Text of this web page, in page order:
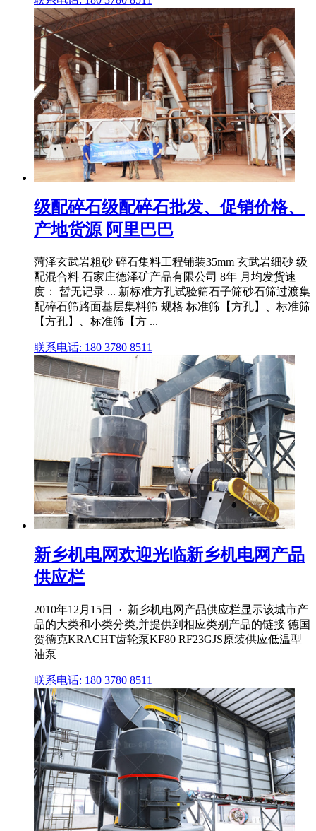
级配碎石级配碎石批发、促销价格、
产地货源 阿里巴巴
菏泽玄武岩粗砂 碎石集料工程铺装35mm 玄武岩细砂 级
配混合料 石家庄德泽矿产品有限公司 8年 月均发货速
度： 暂无记录 ... 新标准方孔试验筛石子筛砂石筛过渡集
配碎石筛路面基层集料筛 规格 标准筛【方孔】、标准筛
【方孔】、标准筛【方 ...
联系电话: 180 3780 8511
新乡机电网欢迎光临新乡机电网产品
供应栏
2010年12月15日 · 新乡机电网产品供应栏显示该城市产
品的大类和小类分类,并提供到相应类别产品的链接 德国
贺德克KRACHT齿轮泵KF80 RF23GJS原装供应低温型
油泵
联系电话: 180 3780 8511